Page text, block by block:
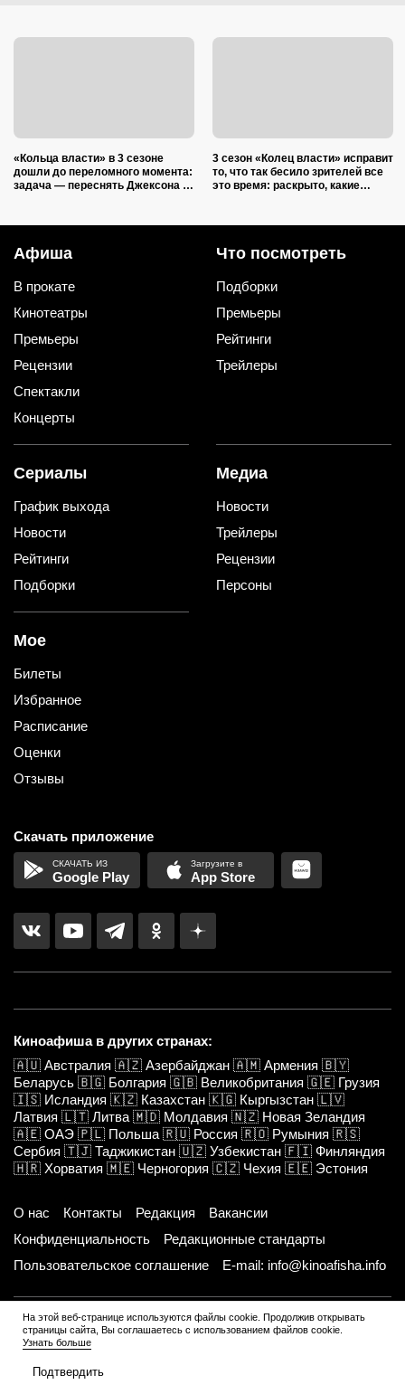
«Кольца власти» в 3 сезоне
дошли до переломного момента:
задача — переснять Джексона и
3 сезон «Колец власти» исправит
то, что так бесило зрителей все
это время: раскрыто, какие
Афиша
В прокате
Кинотеатры
Премьеры
Рецензии
Спектакли
Концерты
Что посмотреть
Подборки
Премьеры
Рейтинги
Трейлеры
Сериалы
График выхода
Новости
Рейтинги
Подборки
Медиа
Новости
Трейлеры
Рецензии
Персоны
Мое
Билеты
Избранное
Расписание
Оценки
Отзывы
Скачать приложение
Google Play App Store
Киноафиша в других странах:
🇦🇺 Австралия 🇦🇿 Азербайджан 🇦🇲 Армения 🇧🇾
Беларусь 🇧🇬 Болгария 🇬🇧 Великобритания 🇬🇪 Грузия
🇮🇸 Исландия 🇰🇿 Казахстан 🇰🇬 Кыргызстан 🇱🇻
Латвия 🇱🇹 Литва 🇲🇩 Молдавия 🇳🇿 Новая Зеландия
🇦🇪 ОАЭ 🇵🇱 Польша 🇷🇺 Россия 🇷🇴 Румыния 🇷🇸
Сербия 🇹🇯 Таджикистан 🇺🇿 Узбекистан 🇫🇮 Финляндия
🇭🇷 Хорватия 🇲🇪 Черногория 🇨🇿 Чехия 🇪🇪 Эстония
О нас Контакты Редакция
Вакансии
Конфиденциальность
Редакционные стандарты
Пользовательское соглашение
E-mail: info@kinoafisha.info
Наши проекты:
На этой веб-странице используются файлы cookie. Продолжив открывать
страницы сайта, Вы соглашаетесь с использованием файлов cookie.
Узнать больше
Подтвердить